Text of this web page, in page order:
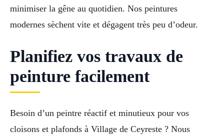
minimiser la gêne au quotidien. Nos peintures
modernes sèchent vite et dégagent très peu d’odeur.
Planifiez vos travaux de
peinture facilement
Besoin d’un peintre réactif et minutieux pour vos
cloisons et plafonds à Village de Ceyreste ? Nous